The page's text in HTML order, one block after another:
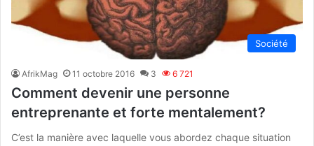
Société
AfrikMag 11 octobre 2016 3 6 721
Comment devenir une personne
entreprenante et forte mentalement?
C’est la manière avec laquelle vous abordez chaque situation